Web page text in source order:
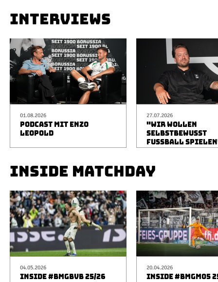
INTERVIEWS
01.08.2026
PODCAST MIT ENZO
LEOPOLD
27.07.2026
"WIR WOLLEN
SELBSTBEWUSST
FUSSBALL
INSIDE MATCHDAY
04.05.2026
INSIDE #BMGBVB 25/26
20.04.2026
INSIDE #BMGM05